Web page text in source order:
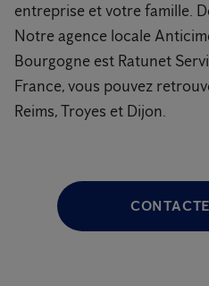
entreprise et votre famille.
Notre agence locale
Bourgogne est Ratunet
France, vous pouvez
Reims, Troyes et Dijon.